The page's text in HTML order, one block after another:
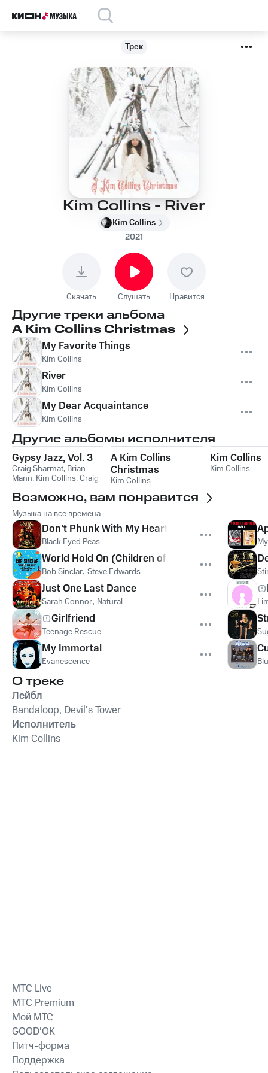
Трек
Kim Collins - River
Kim Collins
2021
Скачать Слушать Нравится
Другие треки альбома
A Kim Collins Christmas
My Favorite Things
Kim Collins
River
Kim Collins
My Dear Acquaintance
Kim Collins
Другие альбомы исполнителя
Gypsy Jazz, Vol. 3
Craig Sharmat, Brian
Mann, Kim Collins,Craig
Collins
A Kim Collins
Christmas
Kim Collins
Kim Collins
Kim Collins
Возможно, вам понравится
Музыка на все времена
Don't Phunk With My Heart
Black Eyed Peas
World Hold On (Children of the Sky)
Bob Sinclar, Steve Edwards
Just One Last Dance
Sarah Connor, Natural
Girlfriend
Teenage Rescue
My Immortal
Evanescence
О треке
Лейбл
Bandaloop, Devil's Tower
Исполнитель
Kim Collins
MTС Live
MTС Premium
Мой МТС
GOOD’OK
Питч-форма
Поддержка